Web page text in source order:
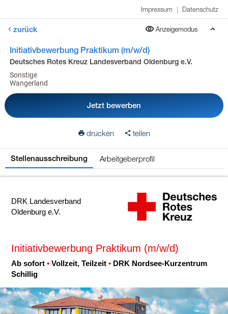
Impressum | Datenschutz
zurück Anzeigemodus
Initiativbewerbung Praktikum (m/w/d)
Deutsches Rotes Kreuz Landesverband Oldenburg e.V.
Sonstige
Wangerland
Jetzt bewerben
drucken teilen
Stellenausschreibung Arbeitgeberprofil